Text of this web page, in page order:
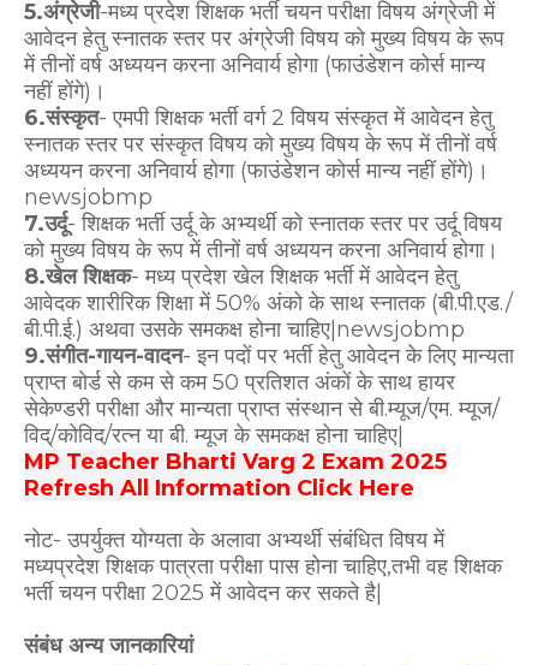
5.अंग्रेजी-मध्य प्रदेश शिक्षक भर्ती चयन परीक्षा विषय अंग्रेजी में
आवेदन हेतु स्नातक स्तर पर अंग्रेजी विषय को मुख्य विषय के रूप
में तीनों वर्ष अध्ययन करना अनिवार्य होगा (फाउंडेशन कोर्स मान्य
नहीं होंगे)।
6.संस्कृत- एमपी शिक्षक भर्ती वर्ग 2 विषय संस्कृत में आवेदन हेतु
स्नातक स्तर पर संस्कृत विषय को मुख्य विषय के रूप में तीनों वर्ष
अध्ययन करना अनिवार्य होगा (फाउंडेशन कोर्स मान्य नहीं होंगे)।
newsjobmp
7.उर्दू- शिक्षक भर्ती उर्दू के अभ्यर्थी को स्नातक स्तर पर उर्दू विषय
को मुख्य विषय के रूप में तीनों वर्ष अध्ययन करना अनिवार्य होगा।
8.खेल शिक्षक- मध्य प्रदेश खेल शिक्षक भर्ती में आवेदन हेतु
आवेदक शारीरिक शिक्षा में 50% अंको के साथ स्नातक (बी.पी.एड./
बी.पी.ई.) अथवा उसके समकक्ष होना चाहिए|newsjobmp
9.संगीत-गायन-वादन- इन पदों पर भर्ती हेतु आवेदन के लिए मान्यता
प्राप्त बोर्ड से कम से कम 50 प्रतिशत अंकों के साथ हायर
सेकेण्डरी परीक्षा और मान्यता प्राप्त संस्थान से बी.म्यूज/एम. म्यूज/
विद्/कोविद/रत्न या बी. म्यूज के समकक्ष होना चाहिए|
MP Teacher Bharti Varg 2 Exam 2025
Refresh All Information Click Here
नोट- उपर्युक्त योग्यता के अलावा अभ्यर्थी संबंधित विषय में
मध्यप्रदेश शिक्षक पात्रता परीक्षा पास होना चाहिए,तभी वह शिक्षक
भर्ती चयन परीक्षा 2025 में आवेदन कर सकते है|
संबंध अन्य जानकारियां